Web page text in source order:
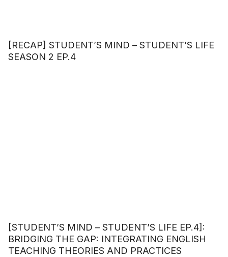
[RECAP] STUDENT’S MIND – STUDENT’S LIFE
SEASON 2 EP.4
[STUDENT’S MIND – STUDENT’S LIFE EP.4]:
BRIDGING THE GAP: INTEGRATING ENGLISH
TEACHING THEORIES AND PRACTICES